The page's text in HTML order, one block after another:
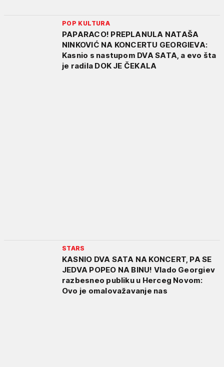
POP KULTURA
PAPARACO! PREPLANULA NATAŠA
NINKOVIĆ NA KONCERTU GEORGIEVA:
Kasnio s nastupom DVA SATA, a evo šta
je radila DOK JE ČEKALA
STARS
KASNIO DVA SATA NA KONCERT, PA SE
JEDVA POPEO NA BINU! Vlado Georgiev
razbesneo publiku u Herceg Novom:
Ovo je omalovažavanje nas